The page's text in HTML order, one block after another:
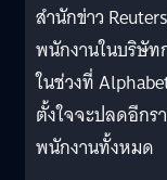
สำนักข่าว
พนักงานในบริษัท
ในช่วงที่
ตั้งใจจะปลดอีกร
พนักงานทั้งหมด